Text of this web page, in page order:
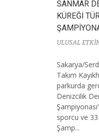
SANMAR
KÜREĞİ
ULUSAL
Sakarya/
Takım
parkurda
Denizcilik
sporcu ve 33
Şamp...